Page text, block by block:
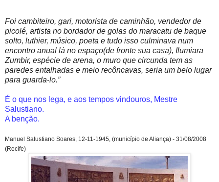
Foi cambiteiro, gari, motorista de caminhão, vendedor de
picolé, artista no bordador de golas do maracatu de baque
solto, luthier, músico, poeta e tudo isso culminava num
encontro anual lá no espaço(de fronte sua casa), Ilumiara
Zumbir, espécie de arena, o muro que circunda tem as
paredes entalhadas e meio recôncavas, seria um belo lugar
para guarda-lo.”
É o que nos lega, e aos tempos vindouros, Mestre
Salustiano.
A benção.
Manuel Salustiano Soares, 12-11-1945, (município de Aliança) - 31/08/2008
(Recife)